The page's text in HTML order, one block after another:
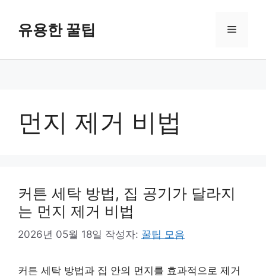
유용한 꿀팁 메
먼지 제거 비법
커튼 세탁 방법, 집 공기가 달라지
는 먼지 제거 비법
2026년 05월 18일 작성자: 꿀팁 모음
커튼 세탁 방법과 집 안의 먼지를 효과적으로 제거